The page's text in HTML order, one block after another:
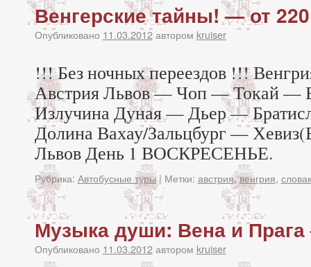
Венгерские тайны! — от
Опубликовано 11.03.2012 автором kruiser
!!! Без ночных переездов !!!
Австрия Львов — Чоп — Токай —
Излучина Дуная — Дьер —
Долина Вахау/Зальцбург —
Львов День 1 ВОСКРЕСЕНЬЕ.
Рубрика: Автобусные туры| Метки: австрия,венгрия,
Музыка души: Вена и
Опубликовано 11.03.2012 автором kruiser